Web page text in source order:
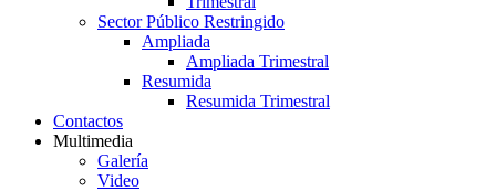
Sector Público Restringido
Ampliada
Ampliada Trimestral
Resumida
Resumida Trimestral
Contactos
Multimedia
Galería
Video